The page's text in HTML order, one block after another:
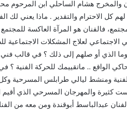
هشام الساحلي ابن المرحوم
لهم كل الاحترام والتقدير . ماذا يعني
فالفنان هو المرآة العاكسة
الاجتماعي لعلاج المشكلات
الذي أو صلهم إلى ذلك ؟ في قالب فني
الواقع .. ماتقييمك للحركة
ومنشط ليالي طرابلس المسرحية وكل
كثيرة والمهرجان المسرحي الذي أقيم
عبدالباسط أبوقندة ومن معه من